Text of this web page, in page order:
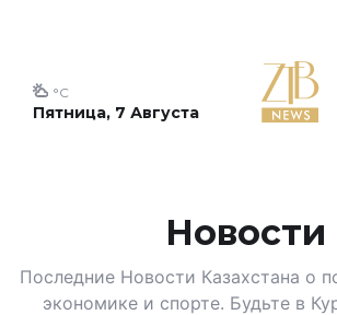
Пятница, 7 Августа
°C
Новости
Последние Новости Казахстана о
экономике и спорте. Будьте в